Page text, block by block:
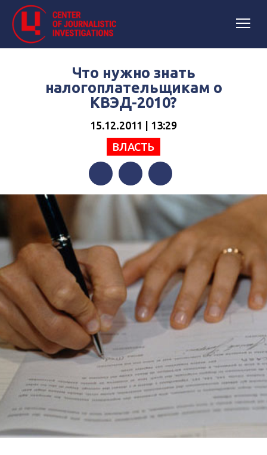
Что нужно знать
налогоплательщикам о
КВЭД-2010?
15.12.2011 | 13:29
ВЛАСТЬ
FacebookTwitterTelegram